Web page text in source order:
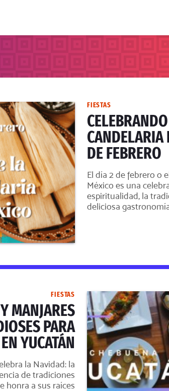
FIESTAS
CANDELARIA
DE FEBRERO
El día 2 de febrero o
México es una
espiritualidad, la
deliciosa
FIESTAS
MANJARES
PARA
YUCATÁN
la Navidad: la
de tradiciones
honra a sus raíces